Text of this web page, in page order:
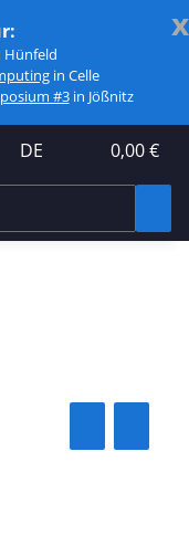
x
in Celle
#3in Jößnitz
DE 0,00 €